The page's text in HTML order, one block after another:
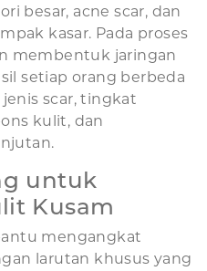
besar, acne scar, dan
kasar. Pada proses
membentuk jaringan
setiap orang berbeda
scar, tingkat
kulit, dan
untuk
Kusam
mengangkat
larutan khusus yang